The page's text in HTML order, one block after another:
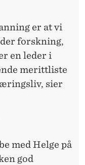
er at vi
forskning,
en leder i
merittliste
sier
med Helge på
god